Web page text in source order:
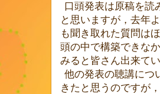
口頭発表は原稿を読
と思いますが，去年
も聞き取れた質問は
頭の中で構築できな
みると皆さん出来て
他の発表の聴講につ
きたと思うのですが